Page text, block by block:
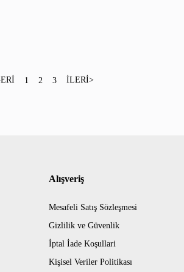
1 2 3
Alışveriş
Mesafeli Satış Sözleşmesi
Gizlilik ve Güvenlik
İptal İade Koşullari
Kişisel Veriler Politikası